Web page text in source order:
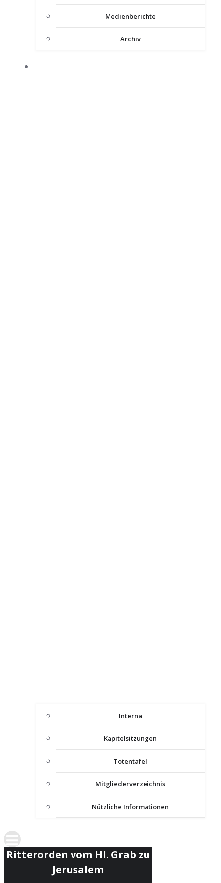
Medienberichte
Archiv
Interna
Kapitelsitzungen
Totentafel
Mitgliederverzeichnis
Nützliche Informationen
Ritterorden vom Hl. Grab zu
Jerusalem